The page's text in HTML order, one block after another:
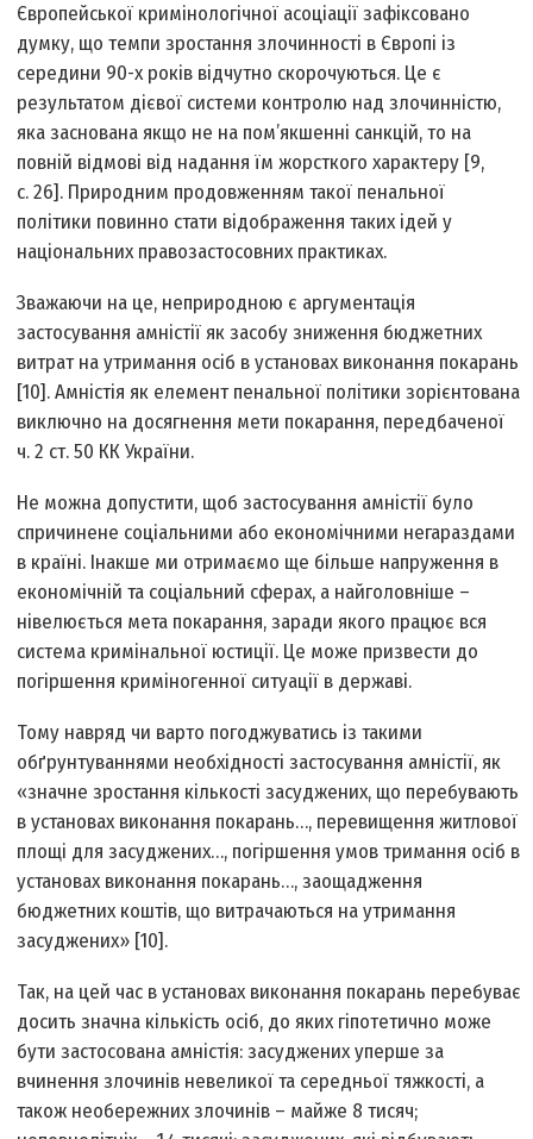
Європейської кримінологічної асоціації зафіксовано
думку, що темпи зростання злочинності в Європі із
середини 90-х років відчутно скорочуються. Це є
результатом дієвої системи контролю над злочинністю,
яка заснована якщо не на пом’якшенні санкцій, то на
повній відмові від надання їм жорсткого характеру [9,
с. 26]. Природним продовженням такої пенальної
політики повинно стати відображення таких ідей у
національних правозастосовних практиках.
Зважаючи на це, неприродною є аргументація
застосування амністії як засобу зниження бюджетних
витрат на утримання осіб в установах виконання покарань
[10]. Амністія як елемент пенальної політики зорієнтована
виключно на досягнення мети покарання, передбаченої
ч. 2 ст. 50 КК України.
Не можна допустити, щоб застосування амністії було
спричинене соціальними або економічними негараздами
в країні. Інакше ми отримаємо ще більше напруження в
економічній та соціальний сферах, а найголовніше –
нівелюється мета покарання, заради якого працює вся
система кримінальної юстиції. Це може призвести до
погіршення криміногенної ситуації в державі.
Тому навряд чи варто погоджуватись із такими
обґрунтуваннями необхідності застосування амністії, як
«значне зростання кількості засуджених, що перебувають
в установах виконання покарань…, перевищення житлової
площі для засуджених…, погіршення умов тримання осіб в
установах виконання покарань…, заощадження
бюджетних коштів, що витрачаються на утримання
засуджених» [10].
Так, на цей час в установах виконання покарань перебуває
досить значна кількість осіб, до яких гіпотетично може
бути застосована амністія: засуджених уперше за
вчинення злочинів невеликої та середньої тяжкості, а
також необережних злочинів – майже 8 тисяч;